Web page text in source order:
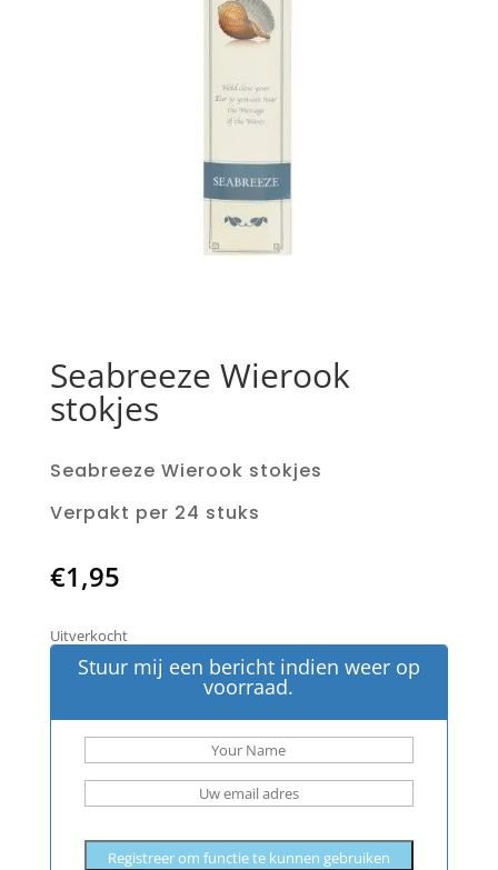
Seabreeze Wierook
stokjes
Seabreeze Wierook stokjes
Verpakt per 24 stuks
€1,95
Uitverkocht
Stuur mij een bericht indien weer op
voorraad.
Registreer om functie te kunnen gebruiken